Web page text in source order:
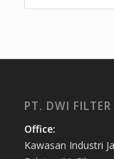
PT. DWI FILTER
Office:
Kawasan Industri